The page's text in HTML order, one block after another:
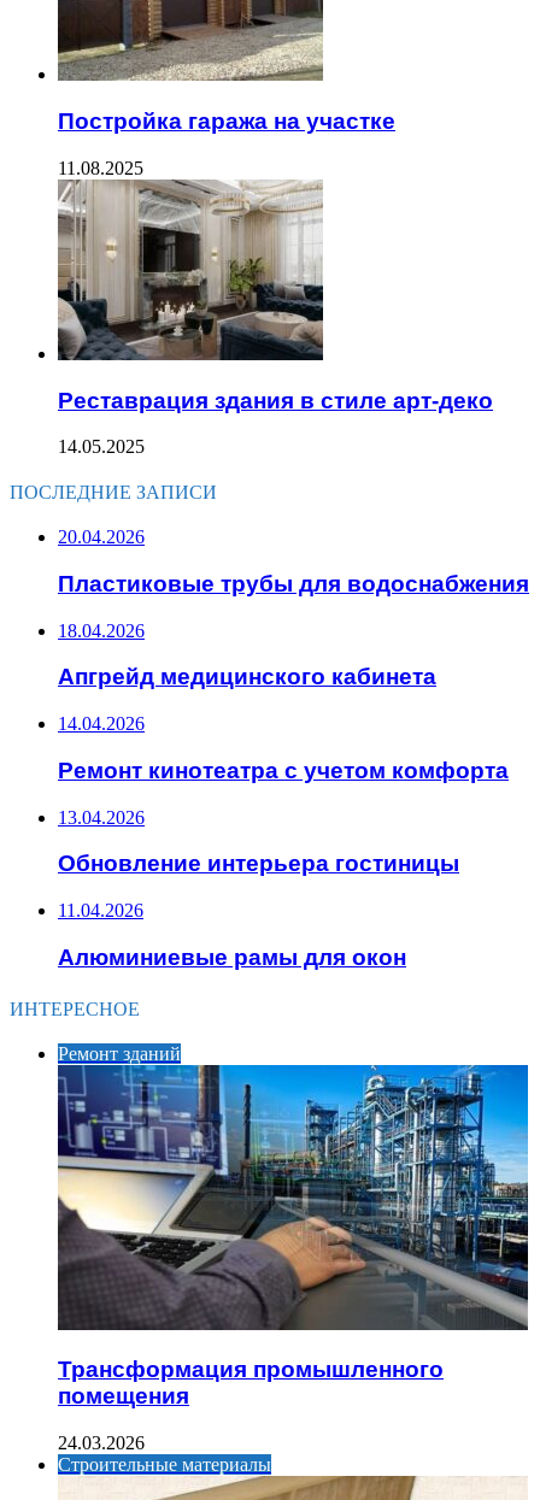
Постройка гаража на участке
11.08.2025
Реставрация здания в стиле арт-деко
14.05.2025
ПОСЛЕДНИЕ ЗАПИСИ
20.04.2026
Пластиковые трубы для водоснабжения
18.04.2026
Апгрейд медицинского кабинета
14.04.2026
Ремонт кинотеатра с учетом комфорта
13.04.2026
Обновление интерьера гостиницы
11.04.2026
Алюминиевые рамы для окон
ИНТЕРЕСНОЕ
Ремонт зданий
Трансформация промышленного
помещения
24.03.2026
Строительные материалы